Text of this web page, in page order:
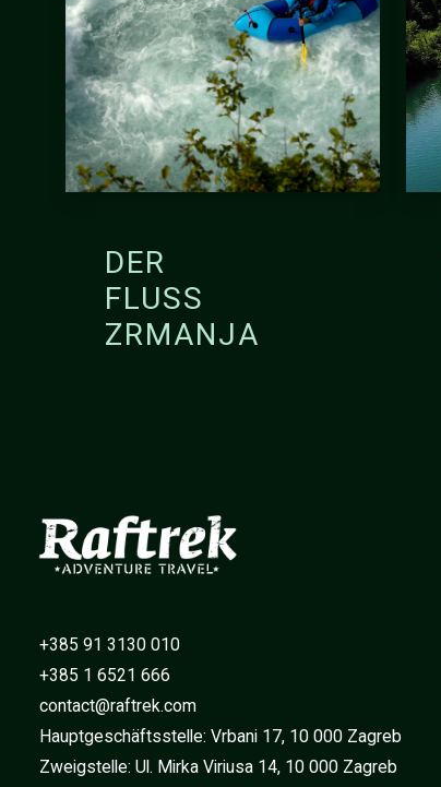
DER
FLUSS
ZRMANJA
+385 91 3130 010
+385 1 6521 666
contact@raftrek.com
Hauptgeschäftsstelle: Vrbani 17, 10 000 Zagreb
Zweigstelle: Ul. Mirka Viriusa 14, 10 000 Zagreb